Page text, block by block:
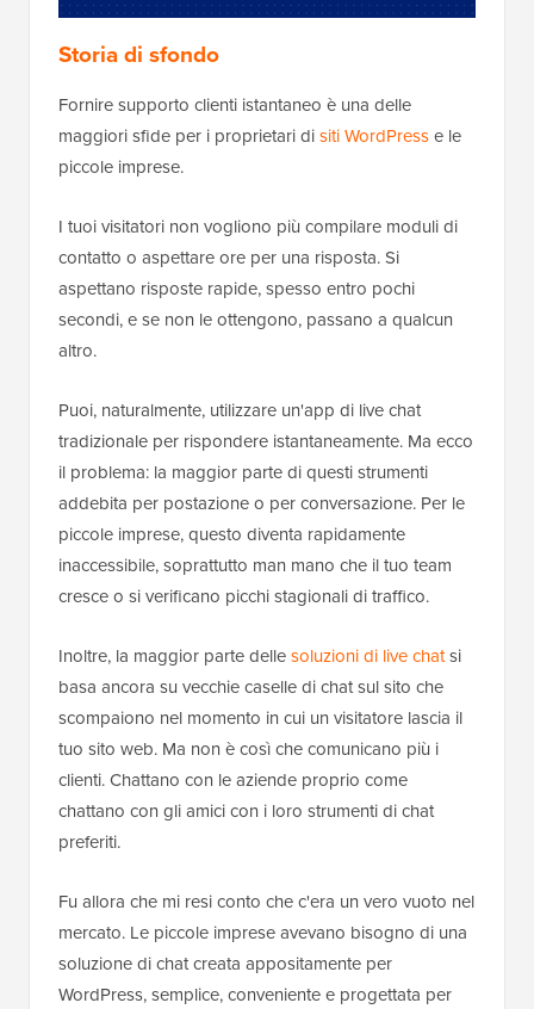
Storia di sfondo
Fornire supporto clienti istantaneo è una delle
maggiori sfide per i proprietari disiti WordPresse le
piccole imprese.
I tuoi visitatori non vogliono più compilare moduli di
contatto o aspettare ore per una risposta. Si
aspettano risposte rapide, spesso entro pochi
secondi, e se non le ottengono, passano a qualcun
altro.
Puoi, naturalmente, utilizzare un'app di live chat
tradizionale per rispondere istantaneamente. Ma ecco
il problema: la maggior parte di questi strumenti
addebita per postazione o per conversazione. Per le
piccole imprese, questo diventa rapidamente
inaccessibile, soprattutto man mano che il tuo team
cresce o si verificano picchi stagionali di traffico.
Inoltre, la maggior parte dellesoluzioni di live chatsi
basa ancora su vecchie caselle di chat sul sito che
scompaiono nel momento in cui un visitatore lascia il
tuo sito web. Ma non è così che comunicano più i
clienti. Chattano con le aziende proprio come
chattano con gli amici con i loro strumenti di chat
preferiti.
Fu allora che mi resi conto che c'era un vero vuoto nel
mercato. Le piccole imprese avevano bisogno di una
soluzione di chat creata appositamente per
WordPress, semplice, conveniente e progettata per